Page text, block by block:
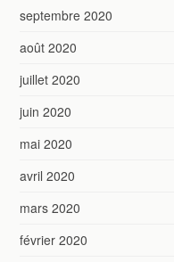
septembre 2020
août 2020
juillet 2020
juin 2020
mai 2020
avril 2020
mars 2020
février 2020